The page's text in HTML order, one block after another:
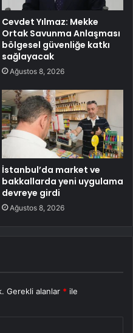
Cevdet Yılmaz: Mekke
Ortak Savunma Anlaşması
bölgesel güvenliğe katkı
sağlayacak
Ağustos 8, 2026
İstanbul’da market ve
bakkallarda yeni uygulama
devreye girdi
Ağustos 8, 2026
Gerekli alanlar * ile